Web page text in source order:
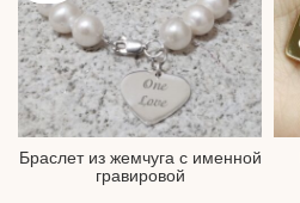
Браслет из жемчуга с именной
гравировой